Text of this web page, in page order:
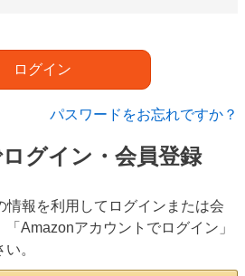
ログイン
パスワードをお忘れですか？
グイン・会員登録
情報を利用してログインまたは会
Amazonアカウントでログイン」
。